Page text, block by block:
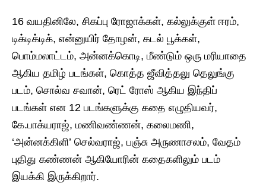
16 வயதினிலே, சிகப்பு ரோஜாக்கள், கல்லுக்குள் ஈரம்,
டிக்டிக்டிக், என்னுயிர் தோழன், கடல் பூக்கள்,
பொம்மலாட்டம், அன்னக்கொடி, மீண்டும் ஒரு மரியாதை
ஆகிய தமிழ் படங்கள், கொத்த ஜீவித்தலு தெலுங்கு
படம், சொல்வ சவான், ரெட் ரோஸ் ஆகிய இந்திப்
படங்கள் என 12 படங்களுக்கு கதை எழுதியவர்,
கே.பாக்யராஜ், மணிவண்ணன், கலைமணி,
‘அன்னக்கிளி’ செல்வராஜ், பஞ்சு அருணாசலம், வேதம்
புதிது கண்ணன் ஆகியோரின் கதைகளிலும் படம்
இயக்கி இருக்கிறார்.